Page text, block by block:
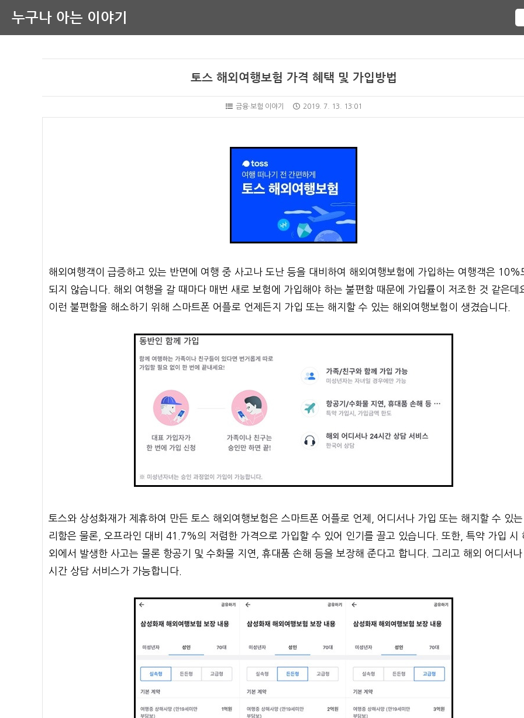
누구나 아는 이야기
토스 해외여행보험 가격 혜택 및 가입방법
금융·보험 이야기 2019. 7. 13. 13:01
해외여행객이 급증하고 있는 반면에 여행 중 사고나 도난 등을 대비하여 해외여행보험에 가입하는 여행객은 10%
되지 않습니다. 해외 여행을 갈 때마다 매번 새로 보험에 가입해야 하는 불편함 때문에 가입률이 저조한 것 같은데
이런 불편함을 해소하기 위해 스마트폰 어플로 언제든지 가입 또는 해지할 수 있는 해외여행보험이 생겼습니다.
토스와 상성화재가 제휴하여 만든 토스 해외여행보험은 스마트폰 어플로 언제, 어디서나 가입 또는 해지할 수 있
리함은 물론, 오프라인 대비 41.7%의 저렴한 가격으로 가입할 수 있어 인기를 끌고 있습니다. 또한, 특약 가입 시
외에서 발생한 사고는 물론 항공기 및 수화물 지연, 휴대품 손해 등을 보장해 준다고 합니다. 그리고 해외 어디서
시간 상담 서비스가 가능합니다.